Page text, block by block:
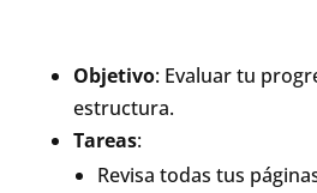
Objetivo: Evaluar tu
estructura.
Tareas:
Revisa todas tus